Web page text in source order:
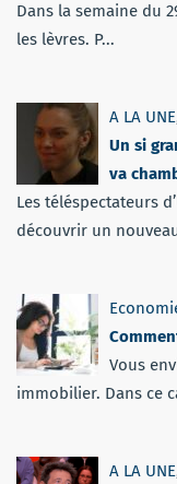
Dans la semaine du
les lèvres. P...
A LA UNE
Un si
va
Les téléspectateurs
découvrir un
Vous
immobilier. Dans ce
A LA UNE